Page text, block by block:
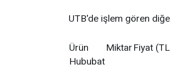
UTB'de işlem gören
Ürün Miktar Fiyat
Hububat